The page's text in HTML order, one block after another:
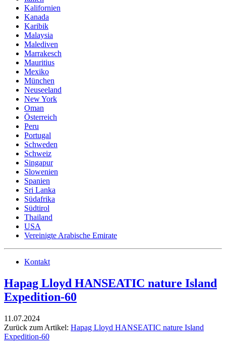
Kalifornien
Kanada
Karibik
Malaysia
Malediven
Marrakesch
Mauritius
Mexiko
München
Neuseeland
New York
Oman
Österreich
Peru
Portugal
Schweden
Schweiz
Singapur
Slowenien
Spanien
Sri Lanka
Südafrika
Südtirol
Thailand
USA
Vereinigte Arabische Emirate
Kontakt
Hapag Lloyd HANSEATIC nature Island
Expedition-60
11.07.2024
Zurück zum Artikel: Hapag Lloyd HANSEATIC nature Island
Expedition-60